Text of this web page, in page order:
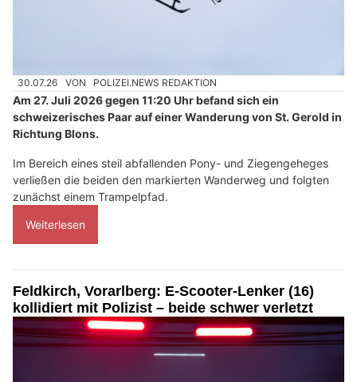
30.07.26 VON POLIZEI.NEWS REDAKTION
Am 27. Juli 2026 gegen 11:20 Uhr befand sich ein
schweizerisches Paar auf einer Wanderung von St. Gerold in
Richtung Blons.
Im Bereich eines steil abfallenden Pony- und Ziegengeheges
verließen die beiden den markierten Wanderweg und folgten
zunächst einem Trampelpfad.
Weiterlesen
Feldkirch, Vorarlberg: E-Scooter-Lenker (16)
kollidiert mit Polizist – beide schwer verletzt